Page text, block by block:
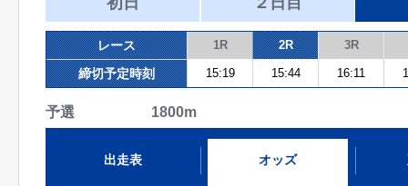
レース 1R 2R 3R
締切予定時刻 15:19 15:44 16:11
予選 1800m
出走表 オッズ